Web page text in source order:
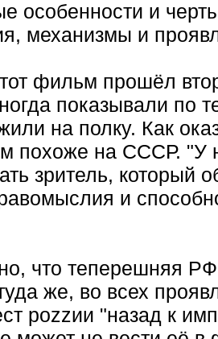
особенности и
механизмы и
фильм прошёл
показывали по
на полку. Как
похоже на СССР. "У
зритель, который
и
что теперешняя
же, во всех
роzzии "назад к